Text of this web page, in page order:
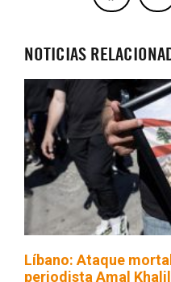
NOTICIAS
Líbano: Ataque
periodista Amal